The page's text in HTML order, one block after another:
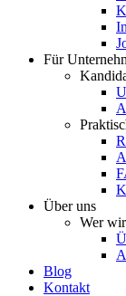
Für
Über uns
Wer
Blog
Kontakt